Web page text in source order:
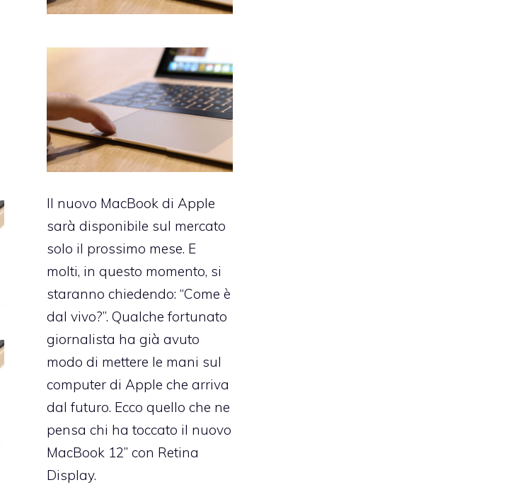
Il nuovo MacBook di Apple
sarà disponibile sul mercato
solo il prossimo mese. E
molti, in questo momento, si
staranno chiedendo: “Come è
dal vivo?”. Qualche fortunato
giornalista ha già avuto
modo di mettere le mani sul
computer di Apple che arriva
dal futuro. Ecco quello che ne
pensa chi ha toccato il nuovo
MacBook 12’’ con Retina
Display.